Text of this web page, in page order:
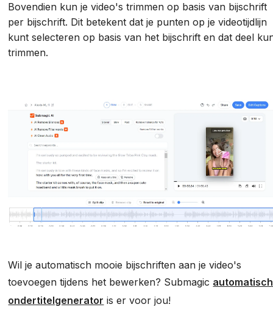
Bovendien kun je video's trimmen op basis van bijschrift
per bijschrift. Dit betekent dat je punten op je videotijdlijn
kunt selecteren op basis van het bijschrift en dat deel
trimmen.
Wil je automatisch mooie bijschriften aan je video's
toevoegen tijdens het bewerken? Submagic
ondertitelgenerator is er voor jou!